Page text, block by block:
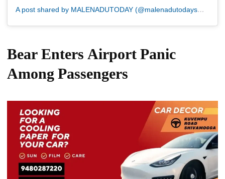
A post shared by MALENADUTODAY (@malenadutodaysmg)
Bear Enters Airport Panic
Among Passengers